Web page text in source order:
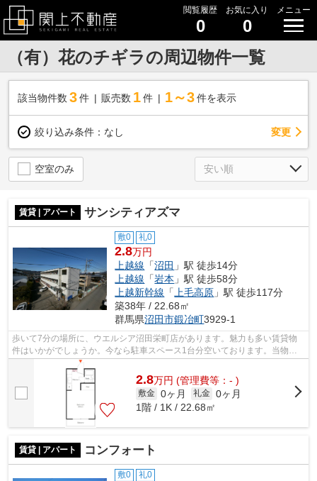
閲覧履歴
0
お気に入り
0
メニュー
（有）花のチギラの周辺物件一覧
該当物件数 3件 販売数 1 件 1～3 件を表示
絞り込み条件： なし 変更
空室のみ
賃貸 | アパート サンシティアズマ
敷0 礼0
2.8万円
上越線 「沼田 」駅 徒歩14分
上越線 「岩本 」駅 徒歩58分
上越新幹線 「上毛高原 」駅 徒歩117分
築38年 / 22.68㎡
群馬県沼田市鍛冶町3929-1
歩いて7分の場所に、ウエルシア沼田栄町店があります。魅力も多い賃貸物
件はいかがでしょうか。今なら駐車スペース1台分空いております。当物件
は空家ですので、内覧もスムーズです。...
2.8万円 (管理費等：- )
敷金 0ヶ月 礼金 0ヶ月
1階 / 1K / 22.68㎡
賃貸 | アパート コンフォート
敷0 礼0